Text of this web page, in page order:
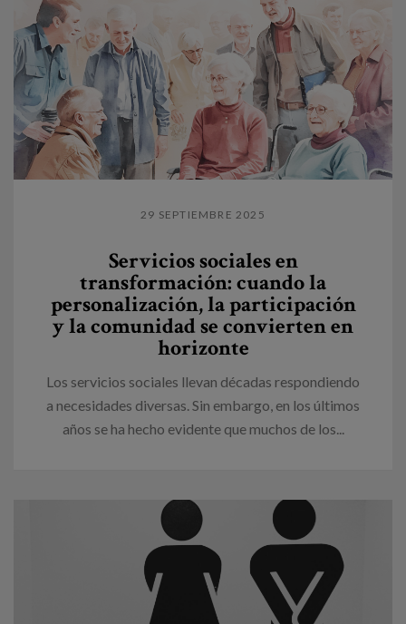
29 SEPTIEMBRE 2025
Servicios sociales en
transformación: cuando la
personalización, la participación
y la comunidad se convierten en
horizonte
Los servicios sociales llevan décadas respondiendo
a necesidades diversas. Sin embargo, en los últimos
años se ha hecho evidente que muchos de los...